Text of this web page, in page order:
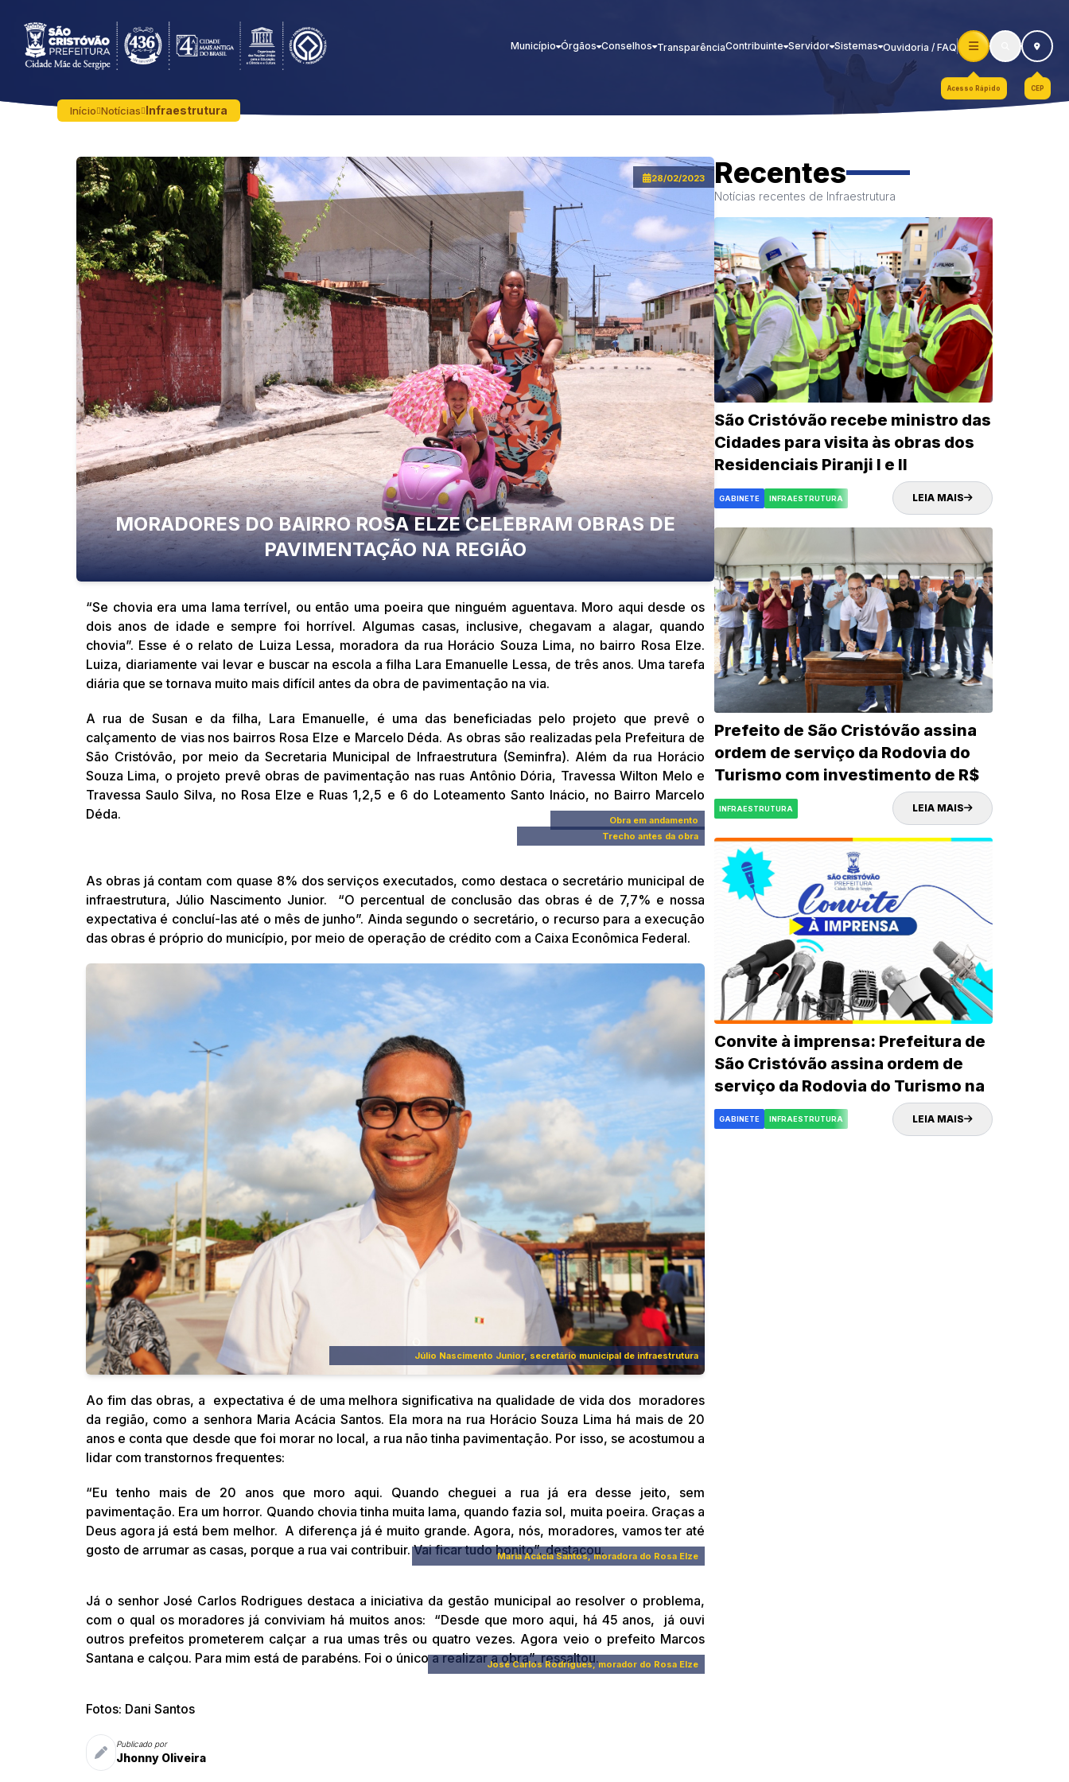
Município Órgãos Conselhos TransparênciaContribuinte Servidor Sistemas Ouvidoria / FAQ
Acesso Rápido CEP
Início Notícias Infraestrutura
28/02/2023
MORADORES DO BAIRRO ROSA ELZE CELEBRAM OBRAS DE
PAVIMENTAÇÃO NA REGIÃO
“Se chovia era uma lama terrível, ou então uma poeira que ninguém aguentava. Moro aqui desde os
dois anos de idade e sempre foi horrível. Algumas casas, inclusive, chegavam a alagar, quando
chovia”. Esse é o relato de Luiza Lessa, moradora da rua Horácio Souza Lima, no bairro Rosa Elze.
Luiza, diariamente vai levar e buscar na escola a filha Lara Emanuelle Lessa, de três anos. Uma tarefa
diária que se tornava muito mais difícil antes da obra de pavimentação na via.
A rua de Susan e da filha, Lara Emanuelle, é uma das beneficiadas pelo projeto que prevê o
calçamento de vias nos bairros Rosa Elze e Marcelo Déda. As obras são realizadas pela Prefeitura de
São Cristóvão, por meio da Secretaria Municipal de Infraestrutura (Seminfra). Além da rua Horácio
Souza Lima, o projeto prevê obras de pavimentação nas ruas Antônio Dória, Travessa Wilton Melo e
Travessa Saulo Silva, no Rosa Elze e Ruas 1,2,5 e 6 do Loteamento Santo Inácio, no Bairro Marcelo
Déda.
Obra em andamento
Trecho antes da obra
As obras já contam com quase 8% dos serviços executados, como destaca o secretário municipal de
infraestrutura, Júlio Nascimento Junior. “O percentual de conclusão das obras é de 7,7% e nossa
expectativa é concluí-las até o mês de junho”. Ainda segundo o secretário, o recurso para a execução
das obras é próprio do município, por meio de operação de crédito com a Caixa Econômica Federal.
Júlio Nascimento Junior, secretário municipal de infraestrutura
Ao fim das obras, a expectativa é de uma melhora significativa na qualidade de vida dos moradores
da região, como a senhora Maria Acácia Santos. Ela mora na rua Horácio Souza Lima há mais de 20
anos e conta que desde que foi morar no local, a rua não tinha pavimentação. Por isso, se acostumou a
lidar com transtornos frequentes:
“Eu tenho mais de 20 anos que moro aqui. Quando cheguei a rua já era desse jeito, sem
pavimentação. Era um horror. Quando chovia tinha muita lama, quando fazia sol, muita poeira. Graças a
Deus agora já está bem melhor. A diferença já é muito grande. Agora, nós, moradores, vamos ter até
gosto de arrumar as casas, porque a rua vai contribuir. Vai ficar tudo bonito”, destacou.
Maria Acácia Santos, moradora do Rosa Elze
Já o senhor José Carlos Rodrigues destaca a iniciativa da gestão municipal ao resolver o problema,
com o qual os moradores já conviviam há muitos anos: “Desde que moro aqui, há 45 anos, já ouvi
outros prefeitos prometerem calçar a rua umas três ou quatro vezes. Agora veio o prefeito Marcos
Santana e calçou. Para mim está de parabéns. Foi o único a realizar a obra”, ressaltou.
José Carlos Rodrigues, morador do Rosa Elze
Fotos: Dani Santos
Publicado por
Jhonny Oliveira
Recentes
Notícias recentes de Infraestrutura
São Cristóvão recebe ministro das
Cidades para visita às obras dos
Residenciais Piranji I e II
GABINETE INFRAESTRUTURA LEIA MAIS
Prefeito de São Cristóvão assina
ordem de serviço da Rodovia do
Turismo com investimento de R$
32 milhões
INFRAESTRUTURA LEIA MAIS
Convite à imprensa: Prefeitura de
São Cristóvão assina ordem de
serviço da Rodovia do Turismo na
próxima quinta-feira (02)
GABINETE INFRAESTRUTURA LEIA MAIS
Inter